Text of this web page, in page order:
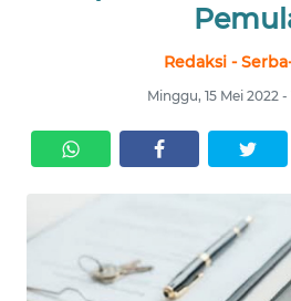
Redaksi -
Minggu, 15 Mei 2022 -
SERBA-